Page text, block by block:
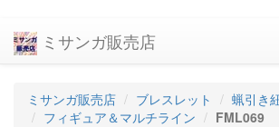
ミサンガ販売店
ミサンガ販売店 ブレスレット
蝋引き
フィギュア＆マルチライン
FML069